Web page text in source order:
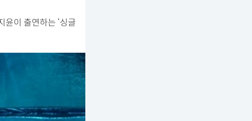
윤이 출연하는 ‘싱글